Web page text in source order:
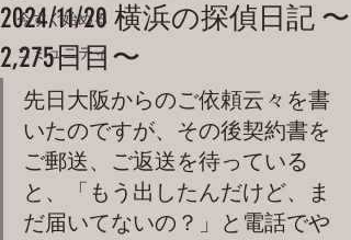
今すぐ始める
コミュニティ
2024/11/20 横浜の探偵日記 〜
2,275日目〜
先日大阪からのご依頼云々を書
いたのですが、その後契約書を
ご郵送、ご返送を待っている
と、「もう出したんだけど、ま
だ届いてないの？」と電話でや